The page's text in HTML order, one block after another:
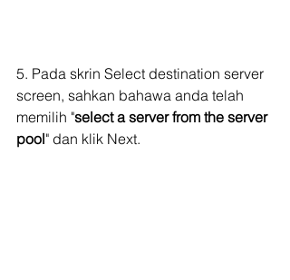
5. Pada skrin Select destination server
screen, sahkan bahawa anda telah
memilih "select a server from the server
pool" dan klik Next.